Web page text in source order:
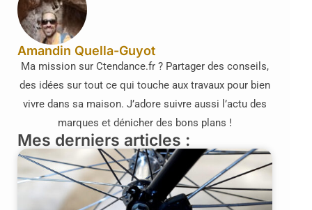
Amandin Quella-Guyot
Ma mission sur Ctendance.fr ? Partager des conseils,
des idées sur tout ce qui touche aux travaux pour bien
vivre dans sa maison. J’adore suivre aussi l’actu des
marques et dénicher des bons plans !
Mes derniers articles :